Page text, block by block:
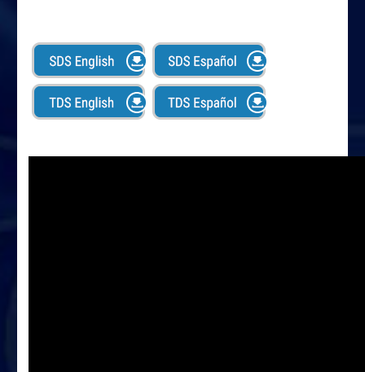
máquina.
Remueve aceite, grasa, adhesivo, residuos, partículas y
otras impurezas
Evita corrosión y oxidacióno